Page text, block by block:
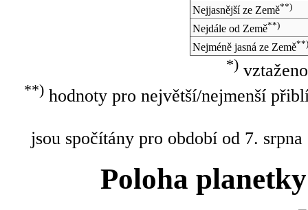
Nejjasnější ze Země**)
Nejdále od Země**)
Nejméně jasná ze Země**)
*)
**)hodnoty pro největší/nejmenší
jsou spočítány pro období od 7.
Poloha